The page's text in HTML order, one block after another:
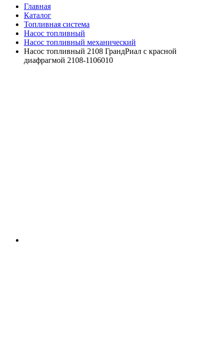
Главная
Каталог
Топливная система
Насос топливный
Насос топливный механический
Насос топливный 2108 ГрандРиал с красной
диафрагмой 2108-1106010